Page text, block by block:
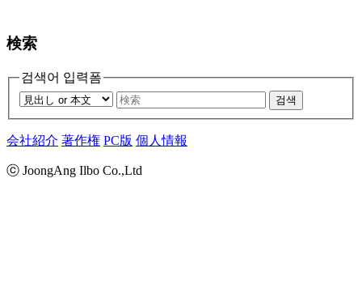
検索
검색어 입력폼
검색
会社紹介 著作権 PC版 個人情報
ⓒ JoongAng Ilbo Co.,Ltd